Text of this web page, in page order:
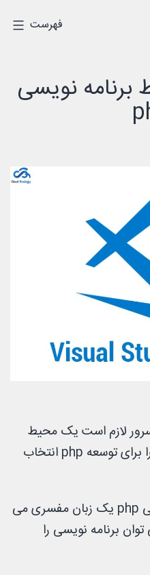
فهرست
نویسی
لازم است یک محیط
برنامه نویسی مانند vscode را برای توسعه php انتخاب
از آنجایی که زبان برنامه نویسی php یک زبان مفسری می
برنامه نویسی را